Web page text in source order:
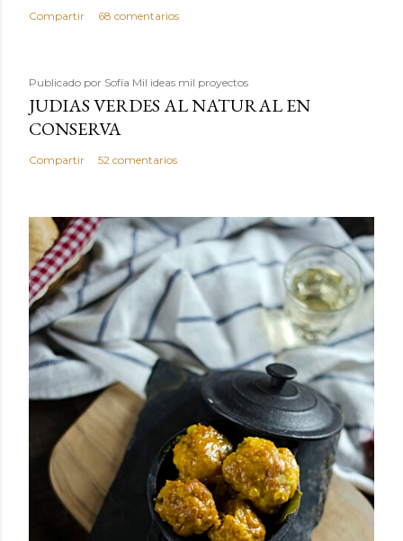
Compartir 68 comentarios
Publicado por Sofía Mil ideas mil proyectos
JUDIAS VERDES AL NATURAL EN
CONSERVA
Compartir 52 comentarios